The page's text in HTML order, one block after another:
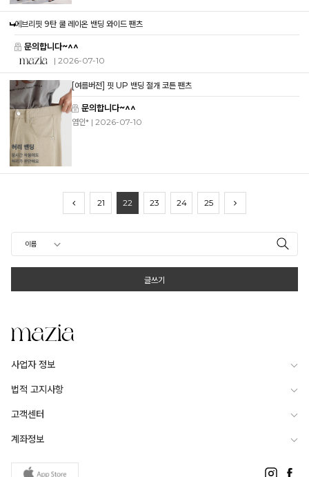
에브리핏 9탄 쿨 레이온 밴딩 와이드 팬츠
문의합니다~^^
| 2026-07-10
[여름버전] 핏 UP 밴딩 절개 코튼 팬츠
문의합니다~^^
염인* | 2026-07-10
21 22 23 24 25
글쓰기
사업자 정보
법적 고지사항
고객센터
계좌정보